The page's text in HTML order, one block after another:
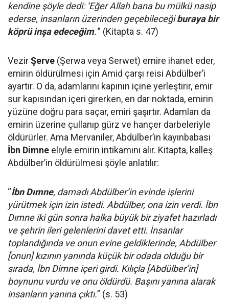
kendine şöyle dedi: ‘Eğer Allah bana bu mülkü nasip
ederse, insanların üzerinden geçebileceğiburaya bir
köprü inşa edeceğim.'” (Kitapta s. 47)
VezirŞerve (Şerwa veya Serwet) emire ihanet eder,
emirin öldürülmesi için Amid çarşı reisi Abdülber’i
ayartır. O da, adamlarını kapının içine yerleştirir, emir
sur kapısından içeri girerken, en dar noktada, emirin
yüzüne doğru para saçar, emiri şaşırtır. Adamları da
emirin üzerine çullanıp gürz ve hançer darbeleriyle
öldürürler. Ama Mervaniler, Abdülber’in kayınbabası
İbn Dimne eliyle emirin intikamını alır. Kitapta, kalleş
Abdülber’in öldürülmesi şöyle anlatılır:
“İbn Dımne, damadı Abdülber’in evinde işlerini
yürütmek için izin istedi. Abdülber, ona izin verdi. İbn
Dımne iki gün sonra halka büyük bir ziyafet hazırladı
ve şehrin ileri gelenlerini davet etti. İnsanlar
toplandığında ve onun evine geldiklerinde, Abdülber
[onun] kızının yanında küçük bir odada olduğu bir
sırada, İbn Dimne içeri girdi. Kılıçla [Abdülber’in]
boynunu vurdu ve onu öldürdü. Başını yanına alarak
insanların yanına çıktı.” (s. 53)